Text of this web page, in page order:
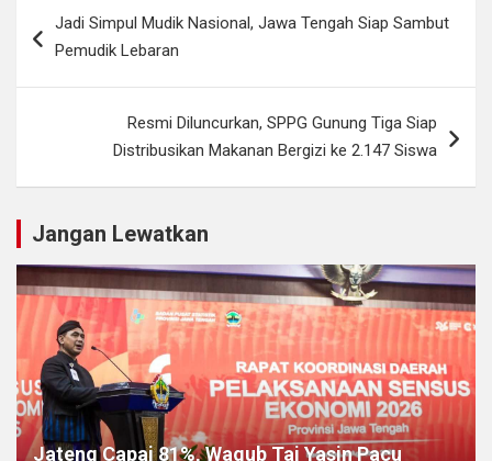
posJadi Simpul Mudik Nasional, Jawa Tengah Siap Sambut
Pemudik Lebaran
Resmi Diluncurkan, SPPG Gunung Tiga Siap
Distribusikan Makanan Bergizi ke 2.147 Siswa
Jangan Lewatkan
Jateng Capai 81%, Wagub Taj Yasin Pacu